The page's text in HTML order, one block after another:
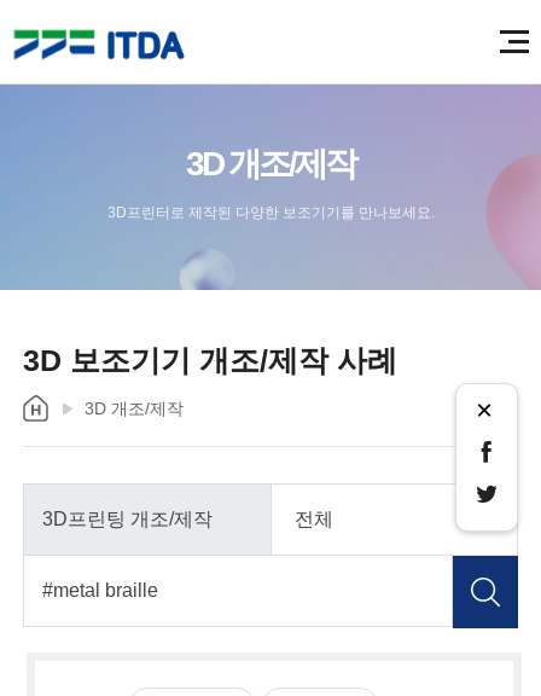
3D 개조/제작
3D프린터로 제작된 다양한 보조기기를 만나보세요.
3D 보조기기 개조/제작 사례
3D 개조/제작 ×